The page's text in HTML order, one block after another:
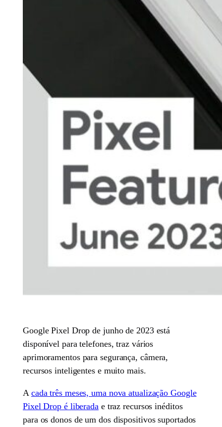
Google Pixel Drop de junho de 2023 está
disponível para telefones, traz vários
aprimoramentos para segurança, câmera,
recursos inteligentes e muito mais.
A cada três meses, uma nova atualização Google
Pixel Drop é liberada e traz recursos inéditos
para os donos de um dos dispositivos suportados